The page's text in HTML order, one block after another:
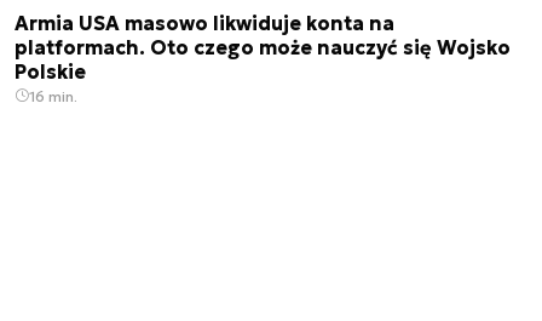
Armia USA masowo likwiduje konta na
platformach. Oto czego może nauczyć się Wojsko
Polskie
16 min.